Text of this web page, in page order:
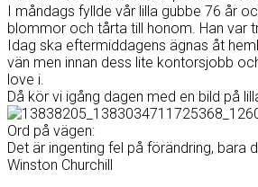
I måndags fyllde vår lilla gubbe 76 år
blommor och tårta till honom. Han var
Idag ska eftermiddagens ägnas åt
vän men innan dess lite kontorsjobb
love i.
Då kör vi igång dagen med en bild på
Ord på vägen:
Det är ingenting fel på förändring, bara
Winston Churchill